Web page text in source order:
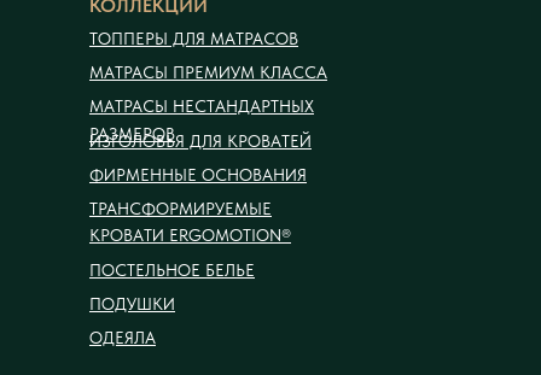
КОЛЛЕКЦИИ
ТОППЕРЫ ДЛЯ МАТРАСОВ
МАТРАСЫ ПРЕМИУМ КЛАССА
МАТРАСЫ НЕСТАНДАРТНЫХ
РАЗМЕРОВ
ИЗГОЛОВЬЯ ДЛЯ КРОВАТЕЙ
ФИРМЕННЫЕ ОСНОВАНИЯ
ТРАНСФОРМИРУЕМЫЕ
КРОВАТИ ERGOMOTION®
ПОСТЕЛЬНОЕ БЕЛЬЕ
ПОДУШКИ
ОДЕЯЛА